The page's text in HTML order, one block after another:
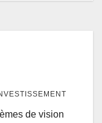
de vision